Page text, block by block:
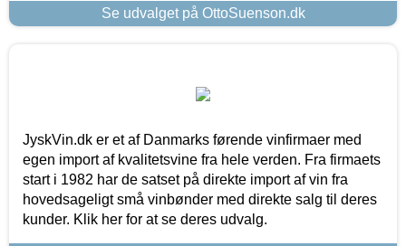
Se udvalget på OttoSuenson.dk
JyskVin.dk er et af Danmarks førende vinfirmaer med
egen import af kvalitetsvine fra hele verden. Fra firmaets
start i 1982 har de satset på direkte import af vin fra
hovedsageligt små vinbønder med direkte salg til deres
kunder. Klik her for at se deres udvalg.